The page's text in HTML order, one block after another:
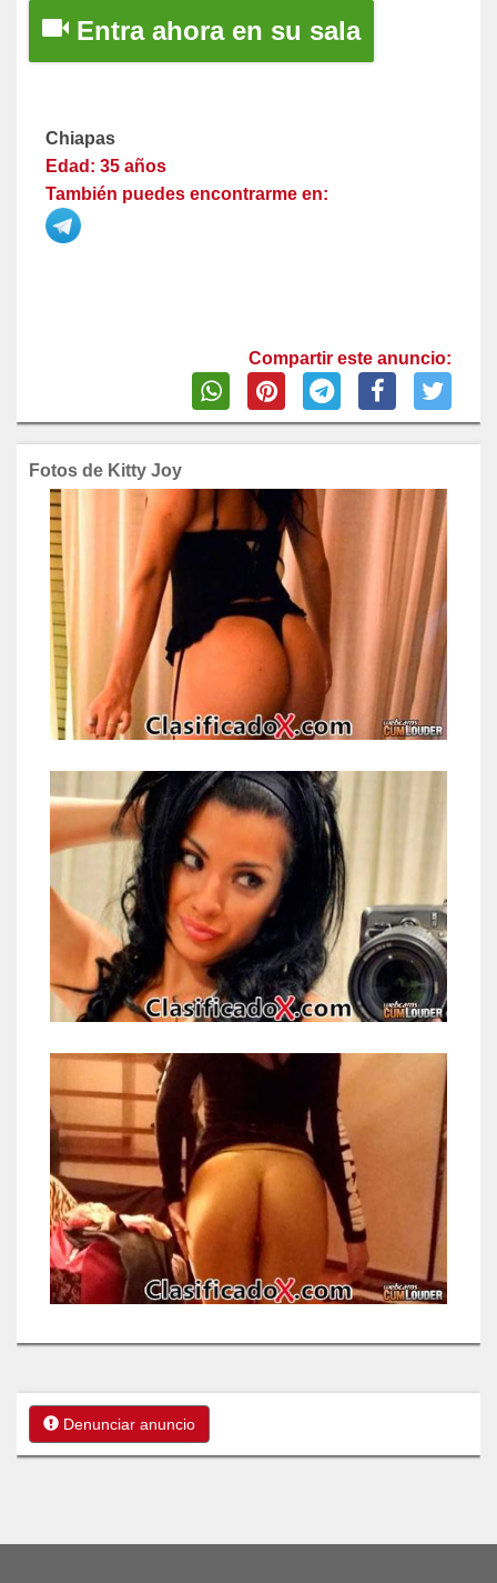
Entra ahora en su sala
Chiapas
Edad: 35 años
También puedes encontrarme en:
Compartir este anuncio:
Fotos de Kitty Joy
Denunciar anuncio